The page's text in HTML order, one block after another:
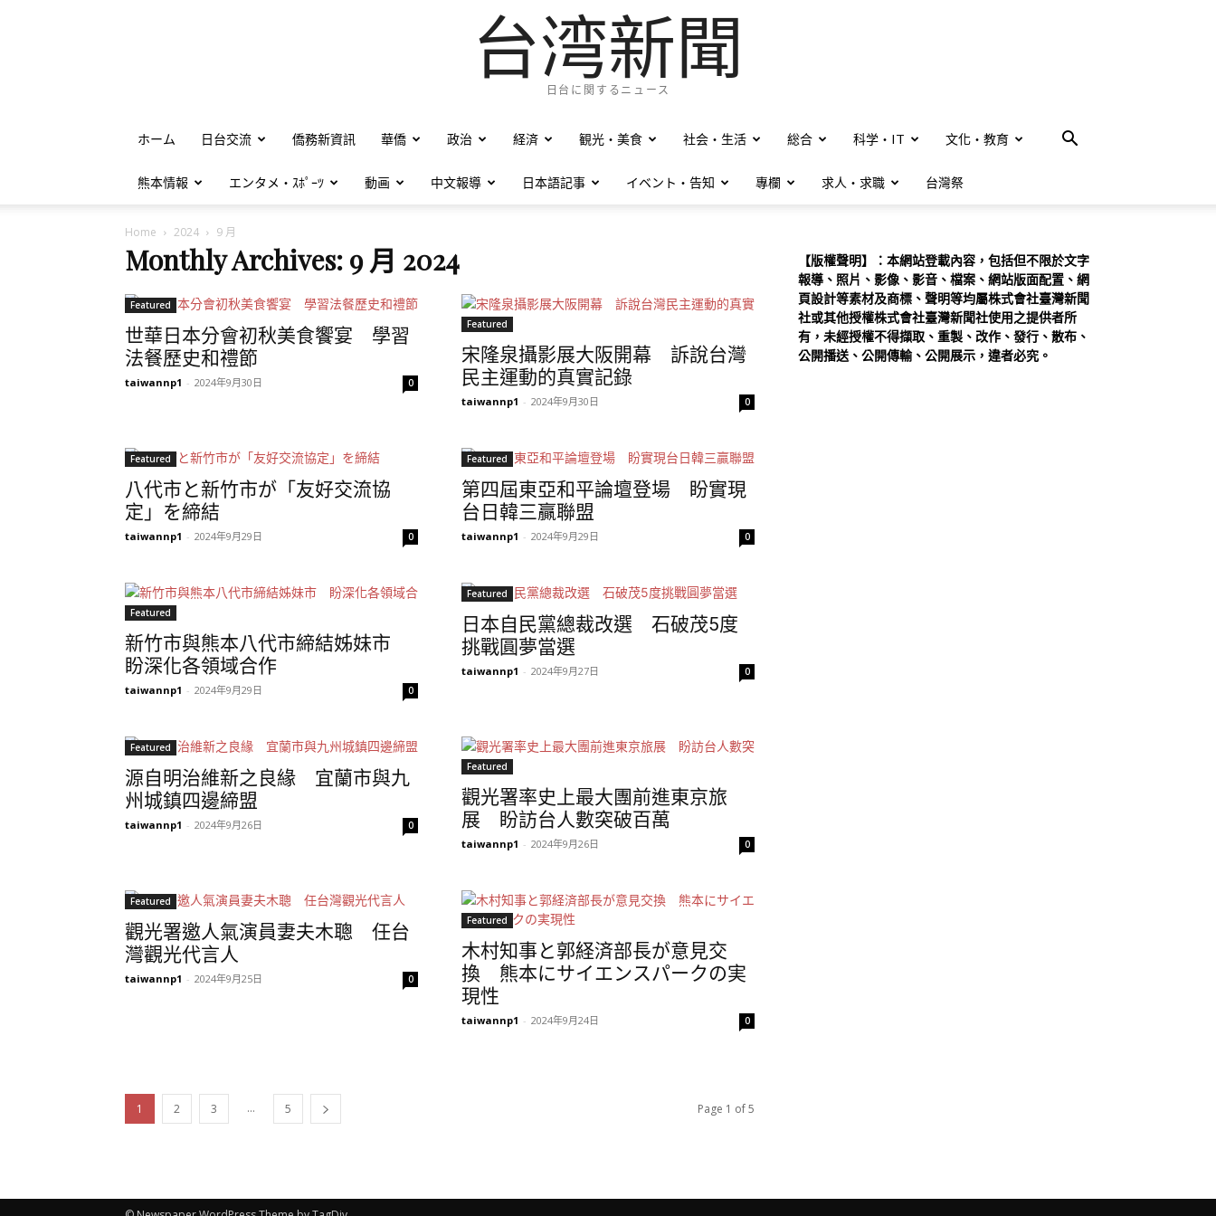
台湾新聞
日台に関するニュース
ホーム 日台交流 僑務新資訊 華僑 政治 経済 観光・美食 社会・生活 総合 科学・IT 文化・教育
熊本情報 エンタメ・ｽﾎﾟｰﾂ 動画 中文報導 日本語記事 イベント・告知 專欄 求人・求職 台灣祭
Home 2024 9 月
Monthly Archives: 9 月 2024
Featured
世華日本分會初秋美食饗宴 學習
法餐歷史和禮節
taiwannp1 - 2024年9月30日 0
Featured
宋隆泉攝影展大阪開幕 訴說台灣
民主運動的真實記錄
taiwannp1 - 2024年9月30日 0
Featured
八代市と新竹市が「友好交流協
定」を締結
taiwannp1 - 2024年9月29日 0
Featured
第四屆東亞和平論壇登場 盼實現
台日韓三贏聯盟
taiwannp1 - 2024年9月29日 0
Featured
新竹市與熊本八代市締結姊妹市
盼深化各領域合作
taiwannp1 - 2024年9月29日 0
Featured
日本自民黨總裁改選 石破茂5度
挑戰圓夢當選
taiwannp1 - 2024年9月27日 0
Featured
源自明治維新之良緣 宜蘭市與九
州城鎮四邊締盟
taiwannp1 - 2024年9月26日 0
Featured
觀光署率史上最大團前進東京旅
展 盼訪台人數突破百萬
taiwannp1 - 2024年9月26日 0
Featured
觀光署邀人氣演員妻夫木聰 任台
灣觀光代言人
taiwannp1 - 2024年9月25日 0
Featured
木村知事と郭経済部長が意見交
換 熊本にサイエンスパークの実
現性
taiwannp1 - 2024年9月24日 0
1 2 3 ... 5 Page 1 of 5
【版權聲明】：本網站登載內容，包括但不限於文字
報導、照片、影像、影音、檔案、網站版面配置、網
頁設計等素材及商標、聲明等均屬株式會社臺灣新聞
社或其他授權株式會社臺灣新聞社使用之提供者所
有，未經授權不得擷取、重製、改作、發行、散布、
公開播送、公開傳輸、公開展示，違者必究。